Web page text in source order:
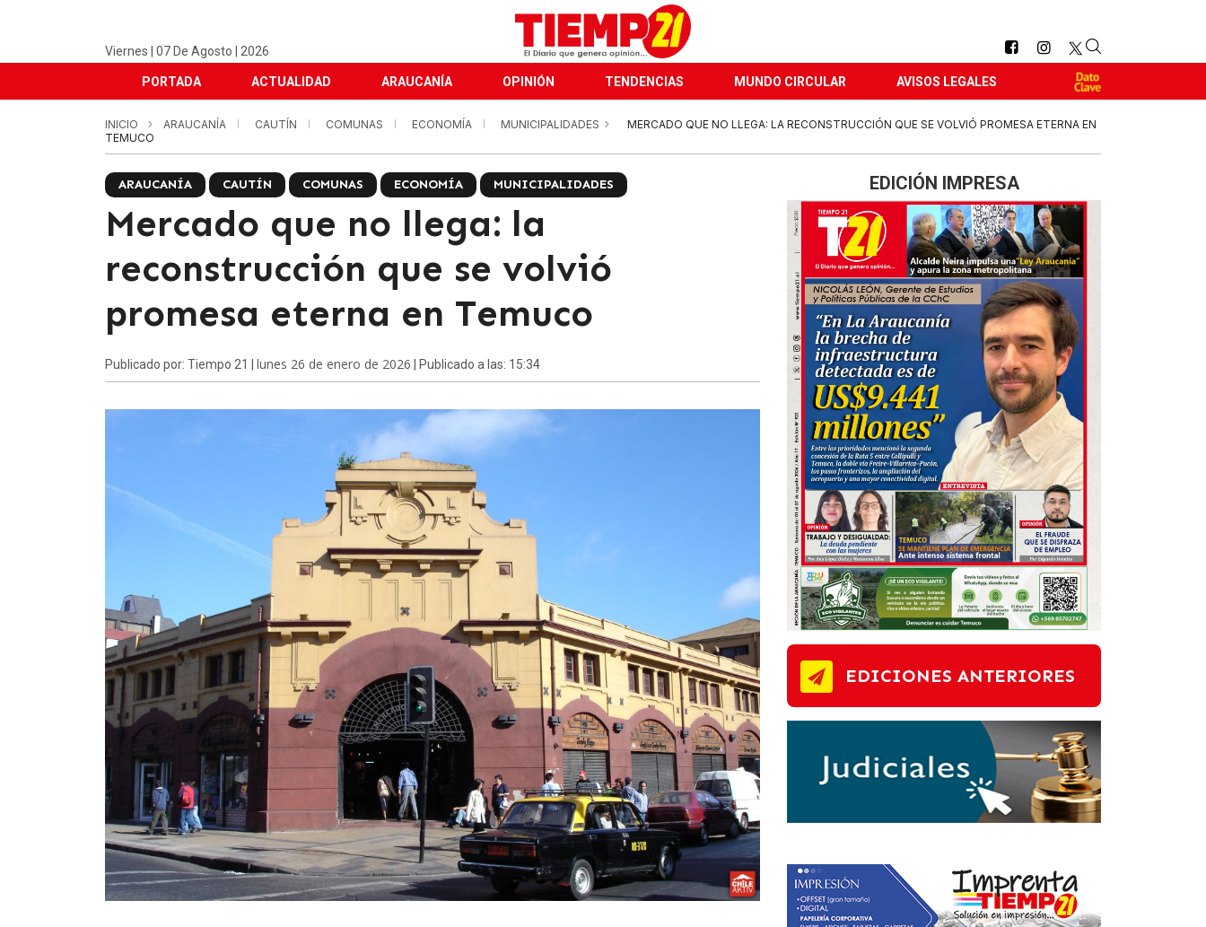
Viernes | 07 De Agosto | 2026
PORTADA ACTUALIDAD ARAUCANÍA OPINIÓN TENDENCIAS MUNDO CIRCULAR AVISOS LEGALES
INICIO ARAUCANÍA CAUTÍN COMUNAS ECONOMÍA MUNICIPALIDADES
MERCADO QUE NO LLEGA: LA RECONSTRUCCIÓN QUE SE VOLVIÓ PROMESA ETERNA EN
TEMUCO
ARAUCANÍA CAUTÍN COMUNAS ECONOMÍA MUNICIPALIDADES
Mercado que no llega: la
reconstrucción que se volvió
promesa eterna en Temuco
Publicado por: Tiempo 21 | lunes 26 de enero de 2026 | Publicado a las: 15:34
EDICIÓN IMPRESA
EDICIONES ANTERIORES